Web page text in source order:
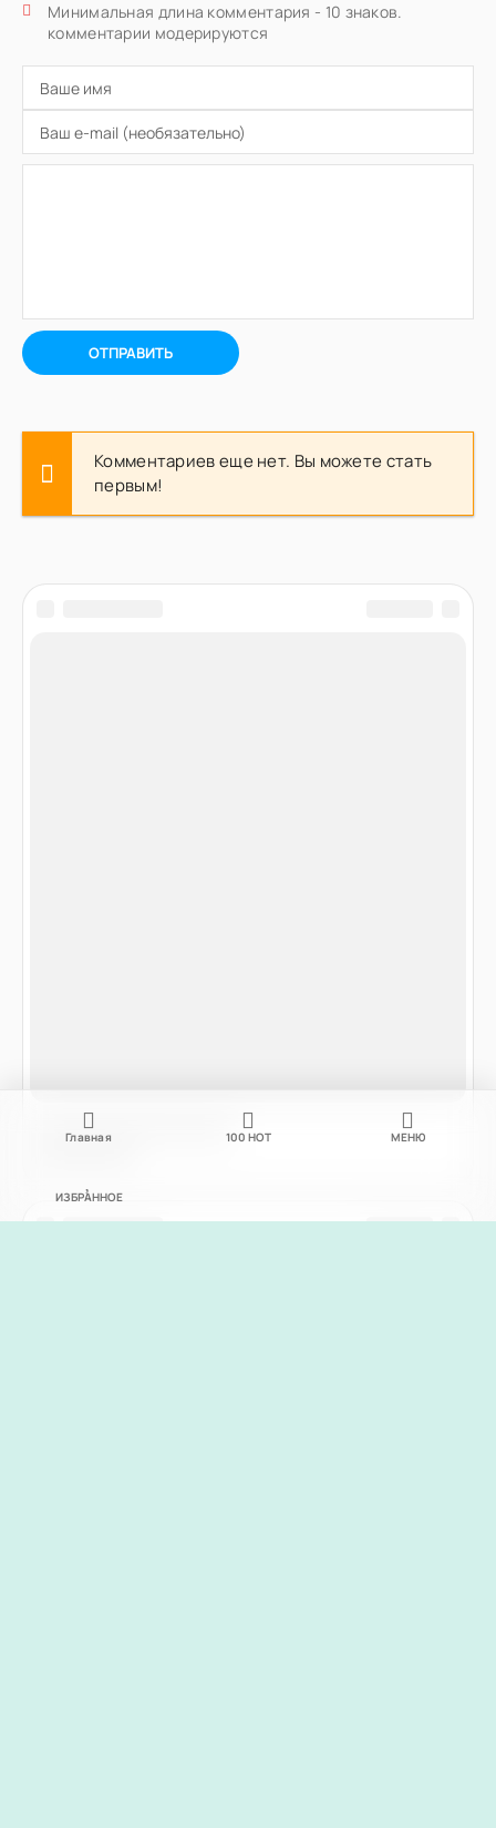
Минимальная длина комментария - 10 знаков.
комментарии модерируются
ОТПРАВИТЬ
Комментариев еще нет. Вы можете стать
первым!
Главная 100 НОТ МЕНЮ
ИЗБРАННОЕ